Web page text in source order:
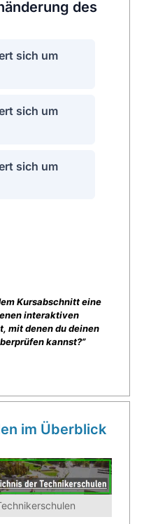
Kursabschnitt eine
interaktiven
mit denen du deinen
kannst?”
im Überblick